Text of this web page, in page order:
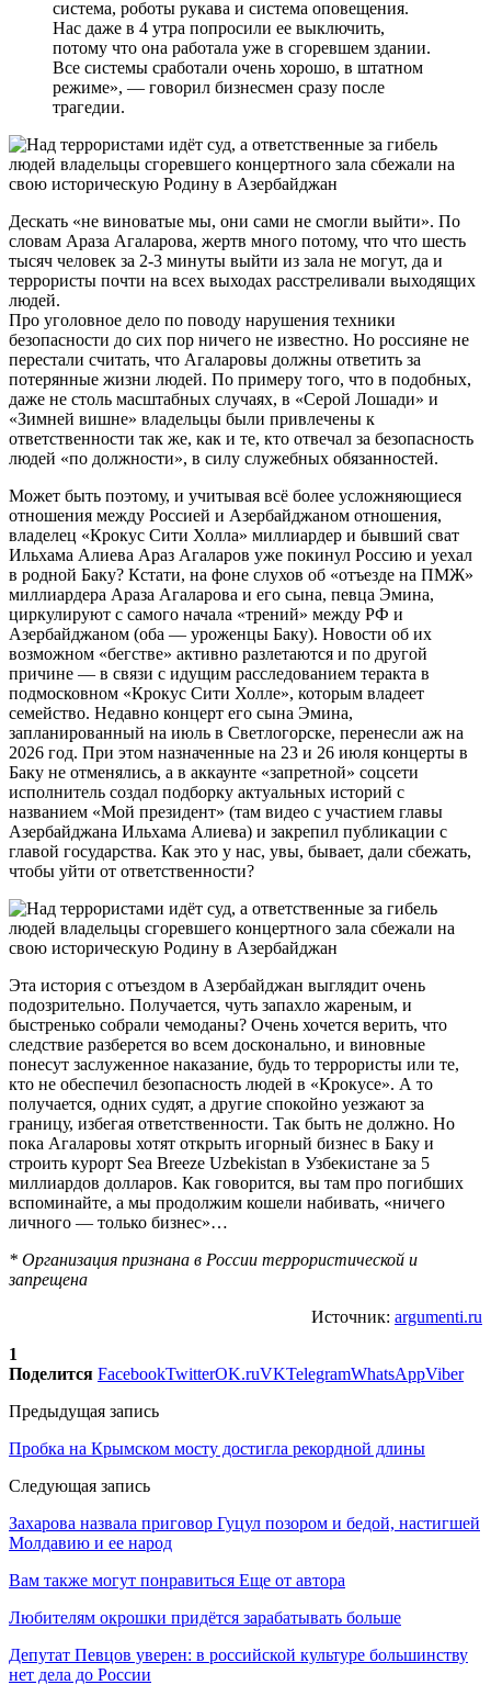
система, роботы рукава и система оповещения.
Нас даже в 4 утра попросили ее выключить,
потому что она работала уже в сгоревшем здании.
Все системы сработали очень хорошо, в штатном
режиме», — говорил бизнесмен сразу после
трагедии.
Дескать «не виноватые мы, они сами не смогли выйти». По
словам Араза Агаларова, жертв много потому, что что шесть
тысяч человек за 2-3 минуты выйти из зала не могут, да и
террористы почти на всех выходах расстреливали выходящих
людей.
Про уголовное дело по поводу нарушения техники
безопасности до сих пор ничего не известно. Но россияне не
перестали считать, что Агаларовы должны ответить за
потерянные жизни людей. По примеру того, что в подобных,
даже не столь масштабных случаях, в «Серой Лошади» и
«Зимней вишне» владельцы были привлечены к
ответственности так же, как и те, кто отвечал за безопасность
людей «по должности», в силу служебных обязанностей.
Может быть поэтому, и учитывая всё более усложняющиеся
отношения между Россией и Азербайджаном отношения,
владелец «Крокус Сити Холла» миллиардер и бывший сват
Ильхама Алиева Араз Агаларов уже покинул Россию и уехал
в родной Баку? Кстати, на фоне слухов об «отъезде на ПМЖ»
миллиардера Араза Агаларова и его сына, певца Эмина,
циркулируют с самого начала «трений» между РФ и
Азербайджаном (оба — уроженцы Баку). Новости об их
возможном «бегстве» активно разлетаются и по другой
причине — в связи с идущим расследованием теракта в
подмосковном «Крокус Сити Холле», которым владеет
семейство. Недавно концерт его сына Эмина,
запланированный на июль в Светлогорске, перенесли аж на
2026 год. При этом назначенные на 23 и 26 июля концерты в
Баку не отменялись, а в аккаунте «запретной» соцсети
исполнитель создал подборку актуальных историй с
названием «Мой президент» (там видео с участием главы
Азербайджана Ильхама Алиева) и закрепил публикации с
главой государства. Как это у нас, увы, бывает, дали сбежать,
чтобы уйти от ответственности?
Эта история с отъездом в Азербайджан выглядит очень
подозрительно. Получается, чуть запахло жареным, и
быстренько собрали чемоданы? Очень хочется верить, что
следствие разберется во всем досконально, и виновные
понесут заслуженное наказание, будь то террористы или те,
кто не обеспечил безопасность людей в «Крокусе». А то
получается, одних судят, а другие спокойно уезжают за
границу, избегая ответственности. Так быть не должно. Но
пока Агаларовы хотят открыть игорный бизнес в Баку и
строить курорт Sea Breeze Uzbekistan в Узбекистане за 5
миллиардов долларов. Как говорится, вы там про погибших
вспоминайте, а мы продолжим кошели набивать, «ничего
личного — только бизнес»…
* Организация признана в России террористической и
запрещена
Источник: argumenti.ru
1
Поделится FacebookTwitterOK.ruVKTelegramWhatsAppViber
Предыдущая запись
Пробка на Крымском мосту достигла рекордной длины
Следующая запись
Захарова назвала приговор Гуцул позором и бедой, настигшей
Молдавию и ее народ
Вам также могут понравиться Еще от автора
Любителям окрошки придётся зарабатывать больше
Депутат Певцов уверен: в российской культуре большинству
нет дела до России